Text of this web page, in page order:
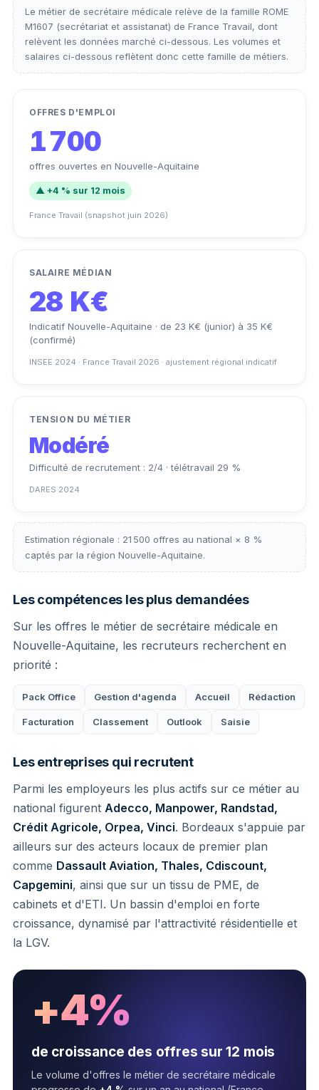
Le métier de secrétaire médicale relève de la famille ROME
M1607 (secrétariat et assistanat) de France Travail, dont
relèvent les données marché ci-dessous. Les volumes et
salaires ci-dessous reflètent donc cette famille de métiers.
OFFRES D'EMPLOI
1 700
offres ouvertes en Nouvelle-Aquitaine
▲ +4 % sur 12 mois
France Travail (snapshot juin 2026)
SALAIRE MÉDIAN
28 K€
Indicatif Nouvelle-Aquitaine · de 23 K€ (junior) à 35 K€
(confirmé)
INSEE 2024 · France Travail 2026 · ajustement régional indicatif
TENSION DU MÉTIER
Modéré
Difficulté de recrutement : 2/4 · télétravail 29 %
DARES 2024
Estimation régionale : 21 500 offres au national × 8 %
captés par la région Nouvelle-Aquitaine.
Les compétences les plus demandées
Sur les offres le métier de secrétaire médicale en
Nouvelle-Aquitaine, les recruteurs recherchent en
priorité :
Pack Office Gestion d'agenda Accueil Rédaction
Facturation Classement Outlook Saisie
Les entreprises qui recrutent
Parmi les employeurs les plus actifs sur ce métier au
national figurent Adecco, Manpower, Randstad,
Crédit Agricole, Orpea, Vinci. Bordeaux s'appuie par
ailleurs sur des acteurs locaux de premier plan
comme Dassault Aviation, Thales, Cdiscount,
Capgemini, ainsi que sur un tissu de PME, de
cabinets et d'ETI. Un bassin d'emploi en forte
croissance, dynamisé par l'attractivité résidentielle et
la LGV.
+4%
de croissance des offres sur 12 mois
Le volume d'offres le métier de secrétaire médicale